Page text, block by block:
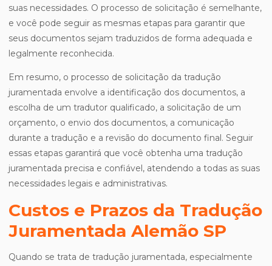
suas necessidades. O processo de solicitação é semelhante,
e você pode seguir as mesmas etapas para garantir que
seus documentos sejam traduzidos de forma adequada e
legalmente reconhecida.
Em resumo, o processo de solicitação da tradução
juramentada envolve a identificação dos documentos, a
escolha de um tradutor qualificado, a solicitação de um
orçamento, o envio dos documentos, a comunicação
durante a tradução e a revisão do documento final. Seguir
essas etapas garantirá que você obtenha uma tradução
juramentada precisa e confiável, atendendo a todas as suas
necessidades legais e administrativas.
Custos e Prazos da Tradução
Juramentada Alemão SP
Quando se trata de tradução juramentada, especialmente